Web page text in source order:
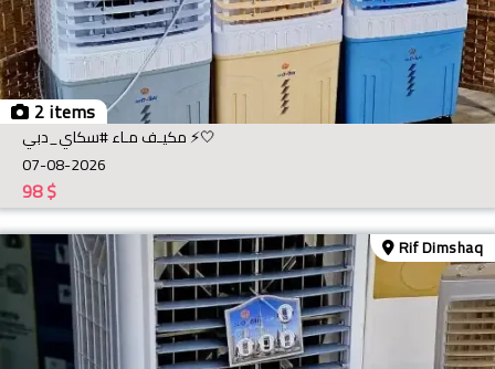
2 items
مكيـف مـاء #سكاي_دبي ⚡️🤍
07-08-2026
$
98
Rif Dimshaq